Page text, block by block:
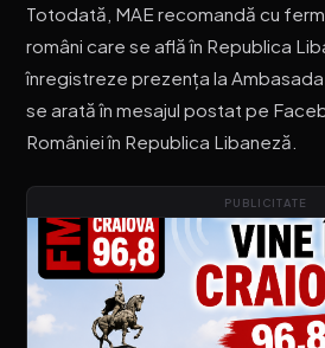
Totodată, MAE recomandă cu
români care se află în Republica
înregistreze prezența la Ambasada
se arată în mesajul postat pe
României în Republica Libaneză.
PUBLICITATE